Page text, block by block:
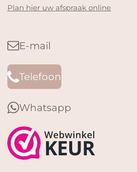
Plan hier uw afspraak online
E-mail
Telefoon
Whatsapp